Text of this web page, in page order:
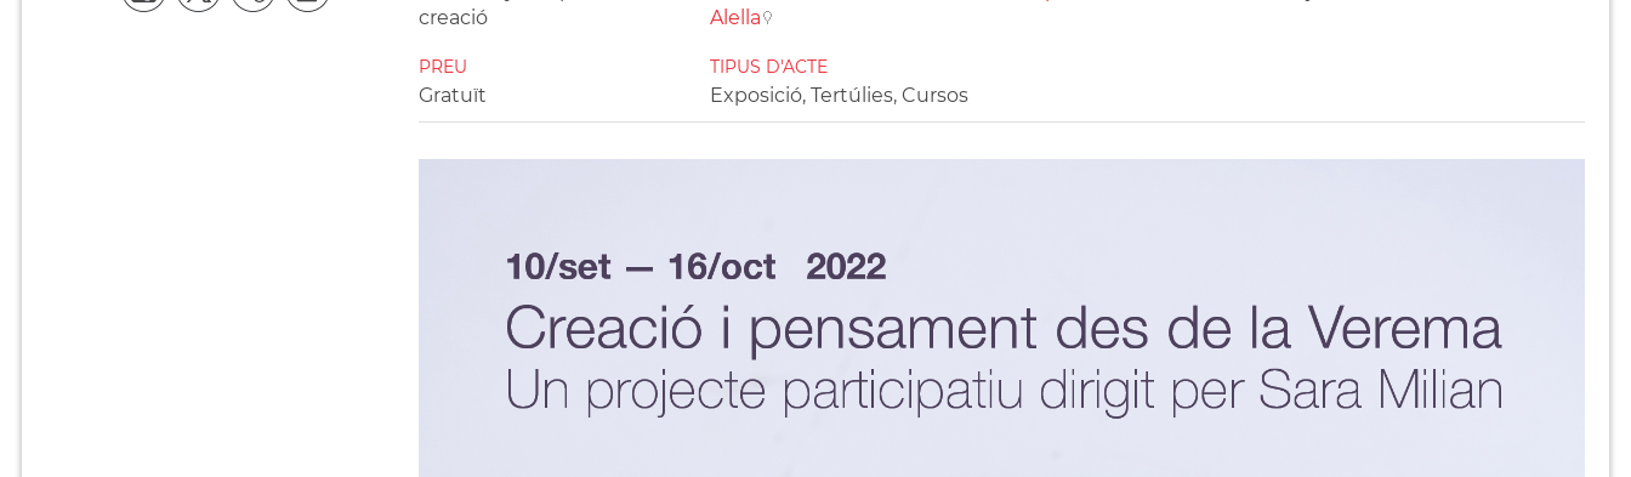
creació
Alella
PREU
Gratuït
TIPUS D'ACTE
Exposició, Tertúlies, Cursos